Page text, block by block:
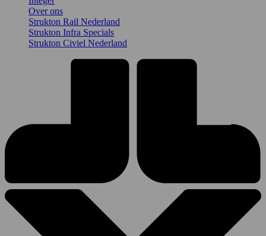
Over ons
Strukton Rail Nederland
Strukton Infra Specials
Strukton Civiel Nederland